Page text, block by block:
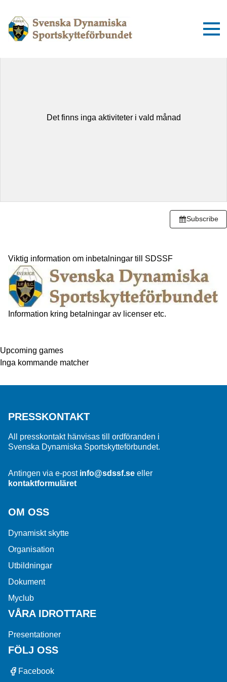
Det finns inga aktiviteter i vald månad
Subscribe
Viktig information om inbetalningar till SDSSF
Information kring betalningar av licenser etc.
Upcoming games
Inga kommande matcher
PRESSKONTAKT
All presskontakt hänvisas till ordföranden i
Svenska Dynamiska Sportskytteförbundet.
Antingen via e-post info@sdssf.se eller
kontaktformuläret
OM OSS
Dynamiskt skytte
Organisation
Utbildningar
Dokument
Myclub
VÅRA IDROTTARE
Presentationer
FÖLJ OSS
Facebook